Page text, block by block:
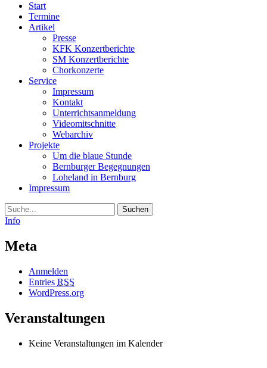
Start
Termine
Artikel
Presse
KFK Konzertberichte
SM Konzertberichte
Chorkonzerte
Service
Impressum
Kontakt
Unterrichtsanmeldung
Videomitschnitte
Webarchiv
Projekte
Um die blaue Stunde
Bernburger Begegnungen
Loheland in Bernburg
Impressum
Suche
Info
Meta
Anmelden
Entries RSS
WordPress.org
Veranstaltungen
Keine Veranstaltungen im Kalender